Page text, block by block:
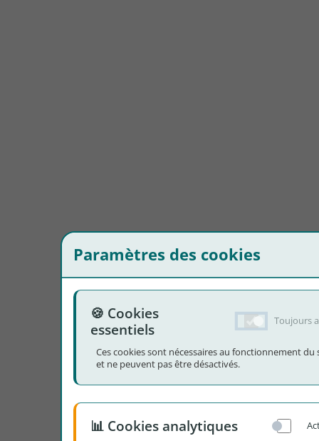
Paramètres des cookies
🍪 Cookies
essentiels
Toujours
Ces cookies sont nécessaires au fonctionnement du
et ne peuvent pas être désactivés.
📊 Cookies analytiques